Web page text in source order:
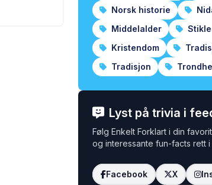
Norsk historie
Middelalder
Kristendom
Tradisjon
Lyst på trivia i
Følg Enkelt Forklart i din
og interessante fun-facts rett
Facebook X